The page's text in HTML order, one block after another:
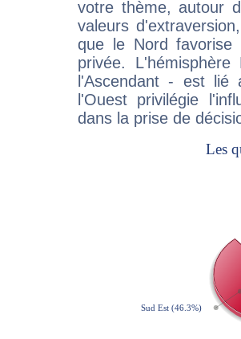
votre thème, autour
valeurs
que le Nord favorise
privée.
l'Ascendant - est
l'Ouest privilégie
dans la prise de